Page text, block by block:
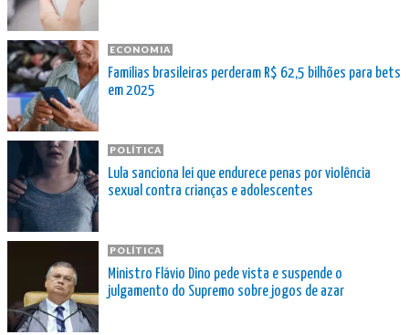
ECONOMIA
Famílias brasileiras perderam R$ 62,5 bilhões para bets
em 2025
POLÍTICA
Lula sanciona lei que endurece penas por violência
sexual contra crianças e adolescentes
POLÍTICA
Ministro Flávio Dino pede vista e suspende o
julgamento do Supremo sobre jogos de azar